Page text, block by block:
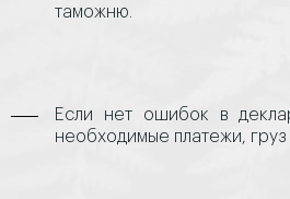
таможню.
Если нет ошибок в
необходимые платежи, груз